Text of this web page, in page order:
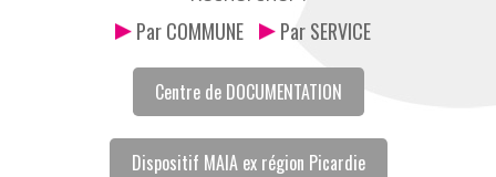
Par COMMUNE Par SERVICE
Centre de DOCUMENTATION
Dispositif MAIA ex région Picardie